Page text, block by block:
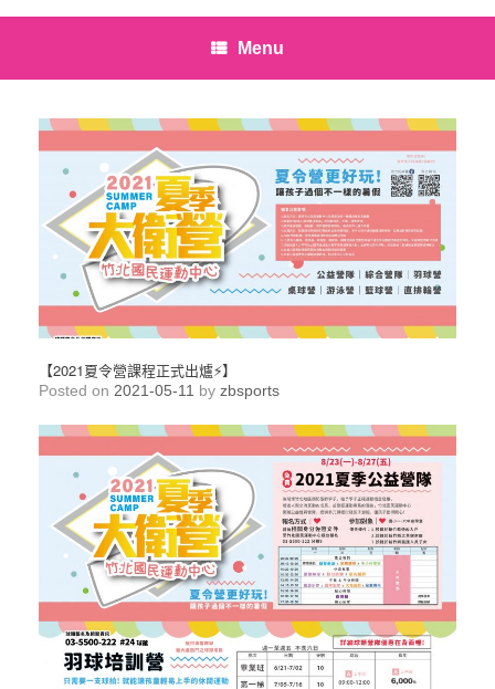
Menu
【2021夏令營課程正式出爐⚡】
Posted on 2021-05-11 by zbsports